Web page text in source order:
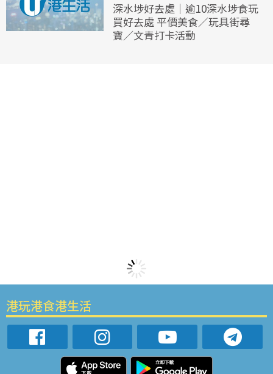
深水埗好去處｜逾10深水埗食玩
買好去處 平價美食／玩具街尋
寶／文青打卡活動
港玩港食港生活